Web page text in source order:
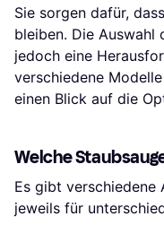
Sie sorgen dafür,
bleiben. Die Auswahl
jedoch eine
verschiedene
einen Blick auf die
Welche
Es gibt verschiedene
jeweils für